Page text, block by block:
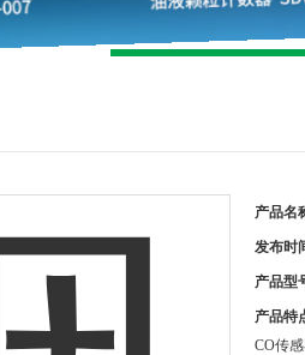
产品名
发布时
产品型
产品特
CO传